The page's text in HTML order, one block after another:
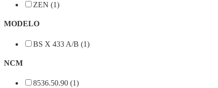
ZEN (1)
MODELO
BS X 433 A/B (1)
NCM
8536.50.90 (1)